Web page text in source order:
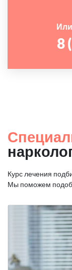
8
Курс лечения
Мы поможем